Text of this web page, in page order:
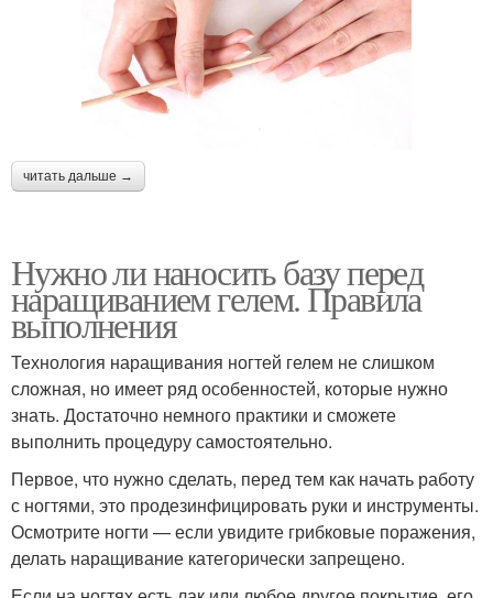
читать дальше →
Нужно ли наносить базу перед
наращиванием гелем. Правила
выполнения
Технология наращивания ногтей гелем не слишком
сложная, но имеет ряд особенностей, которые нужно
знать. Достаточно немного практики и сможете
выполнить процедуру самостоятельно.
Первое, что нужно сделать, перед тем как начать работу
с ногтями, это продезинфицировать руки и инструменты.
Осмотрите ногти — если увидите грибковые поражения,
делать наращивание категорически запрещено.